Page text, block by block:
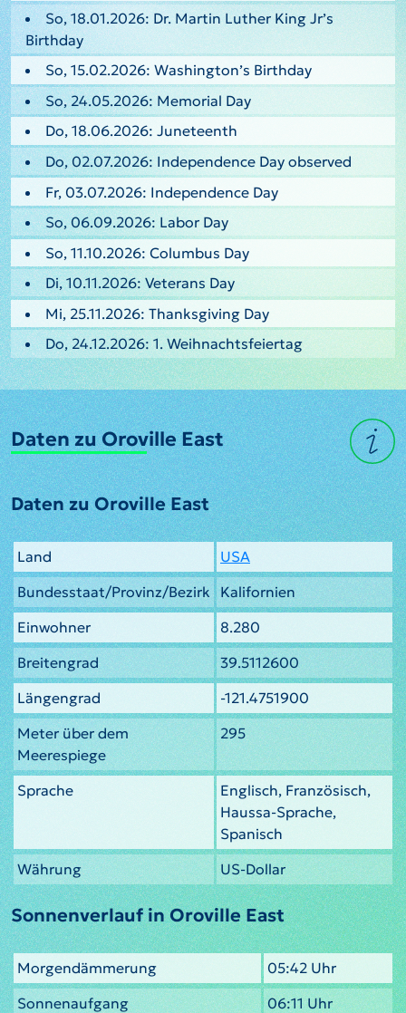
So, 18.01.2026: Dr. Martin Luther King Jr’s
Birthday
So, 15.02.2026: Washington’s Birthday
So, 24.05.2026: Memorial Day
Do, 18.06.2026: Juneteenth
Do, 02.07.2026: Independence Day observed
Fr, 03.07.2026: Independence Day
So, 06.09.2026: Labor Day
So, 11.10.2026: Columbus Day
Di, 10.11.2026: Veterans Day
Mi, 25.11.2026: Thanksgiving Day
Do, 24.12.2026: 1. Weihnachtsfeiertag
Daten zu Oroville East
Daten zu Oroville East
Land
USA
Bundesstaat/Provinz/Bezirk Kalifornien
Einwohner
8.280
Breitengrad
39.5112600
Längengrad
-121.4751900
Meter über dem
Meerespiege
295
Sprache
Englisch, Französisch,
Haussa-Sprache,
Spanisch
Währung
US-Dollar
Sonnenverlauf in Oroville East
Morgendämmerung
05:42 Uhr
Sonnenaufgang
06:11 Uhr